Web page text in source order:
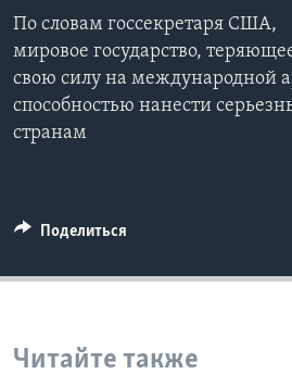
По словам госсекретаря США,
мировое государство,
свою силу на международной
способностью нанести
странам
Поделиться
Читайте также